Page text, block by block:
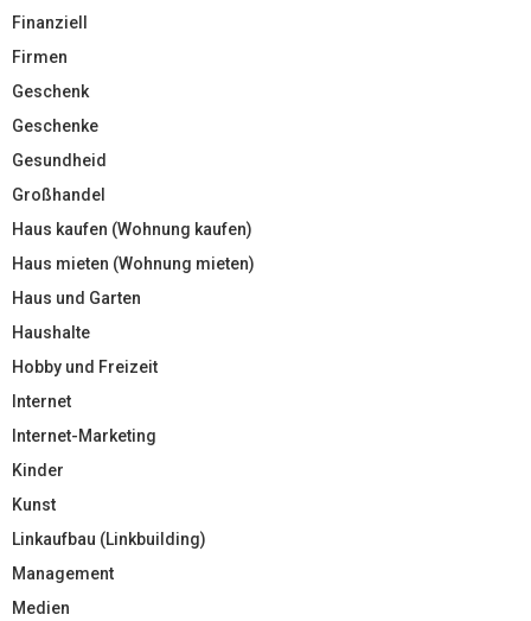
Finanziell
Firmen
Geschenk
Geschenke
Gesundheid
Großhandel
Haus kaufen (Wohnung kaufen)
Haus mieten (Wohnung mieten)
Haus und Garten
Haushalte
Hobby und Freizeit
Internet
Internet-Marketing
Kinder
Kunst
Linkaufbau (Linkbuilding)
Management
Medien